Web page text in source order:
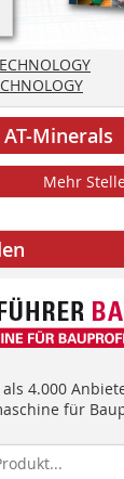
Minerals
Mehr
4.000
für